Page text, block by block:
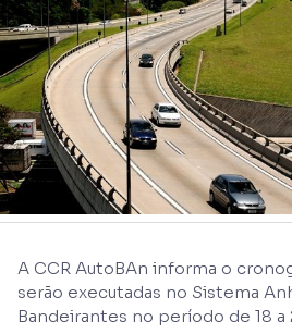
A CCR AutoBAn informa o
serão executadas no Sistema
Bandeirantes no período de 18